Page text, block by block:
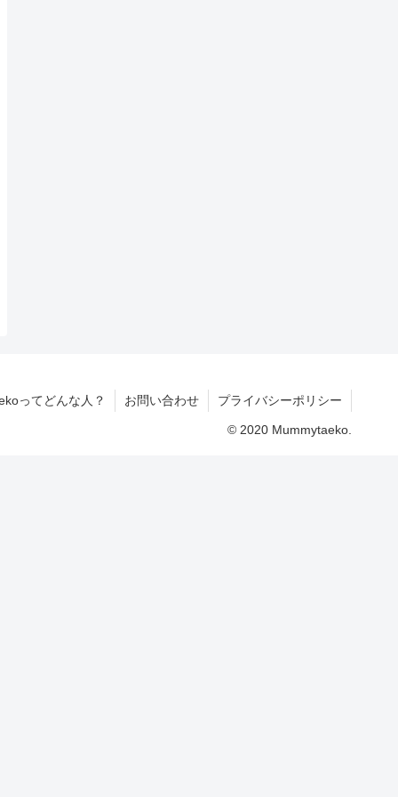
ってどんな人？ お問い合わせ プライバシーポリシー
© 2020 Mummytaeko.